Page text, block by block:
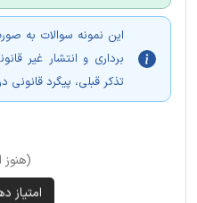
این نمونه سوالات به
برداری و انتشار غیر
تذکر قبلی، پیگرد